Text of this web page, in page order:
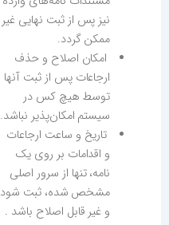
نیز پس از ثبت نهایی غیر
ممکن گردد.
امکان اصلاح و حذف
ارجاعات پس از ثبت آنها
توسط هیچ کس در
سیستم امکان‌پذیر نباشد.
تاریخ و ساعت ارجاعات
و اقدامات بر روی یک
نامه، تنها از سرور اصلی
مشخص شده، ثبت شود
و غیر قابل اصلاح باشد .